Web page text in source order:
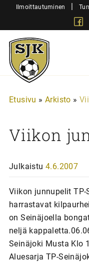
SiirryIlmoittautuminen |
Sjk-
Juniorit
Etusivu » Arkisto »
Viikon
Julkaistu 4.6.2007
Viikon junnupelit
harrastavat
on Seinäjoella
neljä
Seinäjoki Musta Klo
Aluesarja TP-